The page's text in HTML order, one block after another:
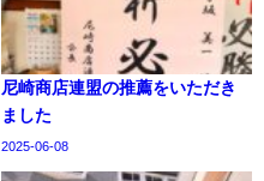
尼崎商店連盟の推薦をいただき
ました
2025-06-08